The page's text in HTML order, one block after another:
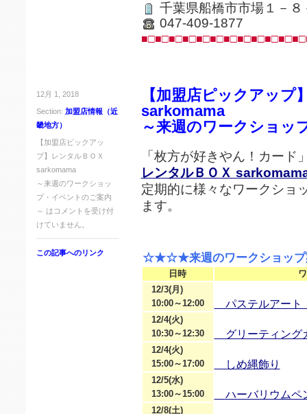
千葉県船橋市市場１－８
047-409-1877
12月 1, 2018
Section: 加盟店情報（近
畿地方）
【加盟店ピックアッ
プ】レンタルＢＯＸ
sarkomama
～来週のワークショッ
プ・イベントのご案内
～ は コメントを受け付
けていません。
この記事へのリンク
【加盟店ピックアップ
sarkomama
～来週のワークショッ
「枚方が好きやん！カード
レンタルＢＯＸ
定期的に様々なワークショ
ます。
☆★☆★来週のワークショッ
日時
12/3(月)
10:00～12:00
パステルアート
12/4(火)
10:30～12:30
グリーティング
12/4(火)
15:00～17:00
しめ縄飾り
12/5(水)
13:00～15:00
ハーバリウムペ
12/8(土)